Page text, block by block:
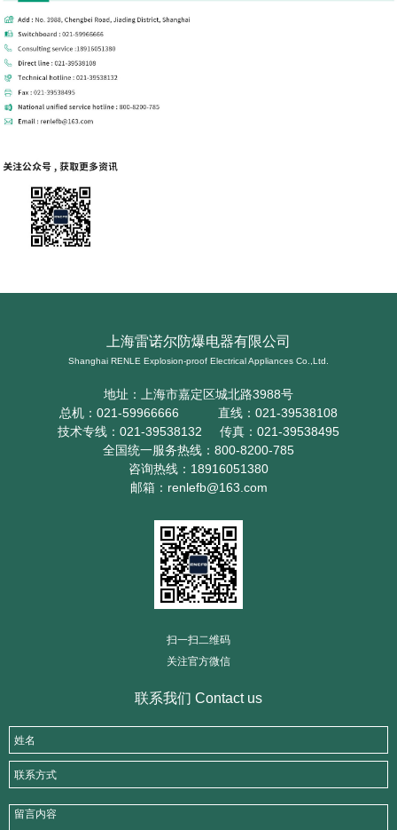
上海雷诺尔防爆电器有限公司
Shanghai RENLE Explosion-proof Electrical Appliances Co.,Ltd.
地址：上海市嘉定区城北路3988号
总机：021-59966666 直线：021-39538108
技术专线：021-39538132 传真：021-39538495
全国统一服务热线：800-8200-785
咨询热线：18916051380
邮箱：renlefb@163.com
扫一扫二维码
关注官方微信
联系我们 Contact us